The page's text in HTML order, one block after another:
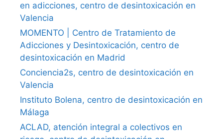
en adicciones, centro de desintoxicación en
Valencia
MOMENTO | Centro de Tratamiento de
Adicciones y Desintoxicación, centro de
desintoxicación en Madrid
Conciencia2s, centro de desintoxicación en
Valencia
Instituto Bolena, centro de desintoxicación en
Málaga
ACLAD, atención integral a colectivos en